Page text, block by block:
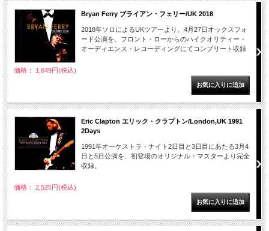
Bryan Ferry ブライアン・フェリー/UK 2018
2018年ソロによるUKツアーより、4月27日オックスフォ
ード公演を、フロント・ローからのハイクオリティー・
オーディエンス・レコーディングにてコンプリート収録
価格： 1,649円(税込)
Eric Clapton エリック・クラプトン/London,UK 1991
2Days
1991年オーケストラ・ナイト2日目と3日目にあたる3月4
日と5日公演を、初登場のオリジナル・マスターより完全
収録。
価格： 2,525円(税込)